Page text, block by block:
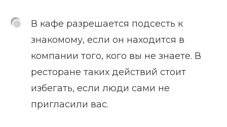
В кафе разрешается подсесть к
знакомому, если он находится в
компании того, кого вы не знаете. В
ресторане таких действий стоит
избегать, если люди сами не
пригласили вас.